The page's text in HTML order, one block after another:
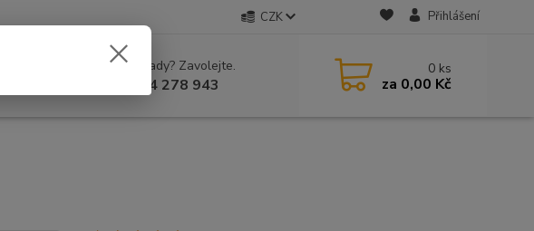
CZK Přihlášení
Nevíte si rady? Zavolejte.
+420 604 278 943
0 ks
za 0,00 Kč